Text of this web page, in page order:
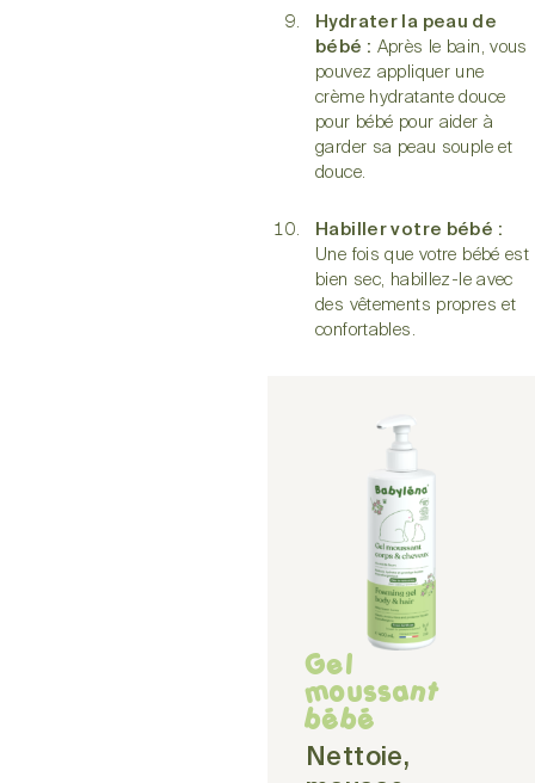
Hydrater la peau de
bébé : Après le bain, vous
pouvez appliquer une
crème hydratante douce
pour bébé pour aider à
garder sa peau souple et
douce.
Habiller votre bébé :
Une fois que votre bébé est
bien sec, habillez-le avec
des vêtements propres et
confortables.
Gel
moussant
bébé
Nettoie,